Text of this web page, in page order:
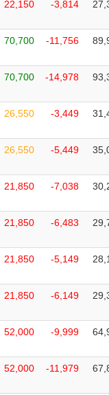
22,150 -3,814
70,700 -11,756
70,700 -14,978
26,550 -3,449
26,550 -5,449
21,850 -7,038
21,850 -6,483
21,850 -5,149
21,850 -6,149
52,000 -9,999
52,000 -11,979